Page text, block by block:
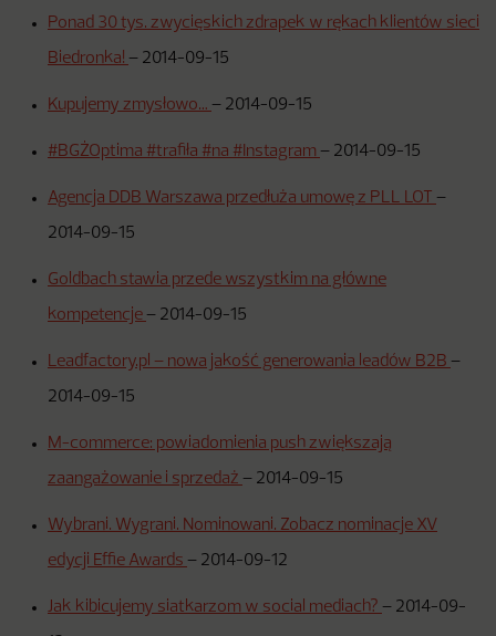
Ponad 30 tys. zwycięskich zdrapek w rękach klientów sieci
Biedronka! – 2014-09-15
Kupujemy zmysłowo… – 2014-09-15
#BGŻOptima #trafiła #na #Instagram – 2014-09-15
Agencja DDB Warszawa przedłuża umowę z PLL LOT –
2014-09-15
Goldbach stawia przede wszystkim na główne
kompetencje – 2014-09-15
Leadfactory.pl – nowa jakość generowania leadów B2B –
2014-09-15
M-commerce: powiadomienia push zwiększają
zaangażowanie i sprzedaż – 2014-09-15
Wybrani. Wygrani. Nominowani. Zobacz nominacje XV
edycji Effie Awards – 2014-09-12
Jak kibicujemy siatkarzom w social mediach? – 2014-09-